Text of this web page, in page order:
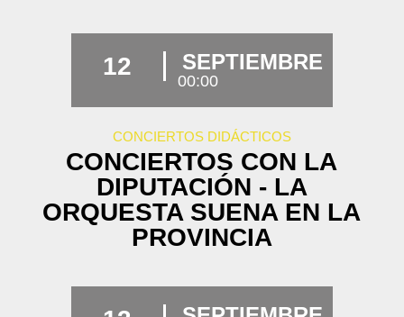
12 SEPTIEMBRE
00:00
CONCIERTOS DIDÁCTICOS
CONCIERTOS CON LA
DIPUTACIÓN - LA
ORQUESTA SUENA EN LA
PROVINCIA